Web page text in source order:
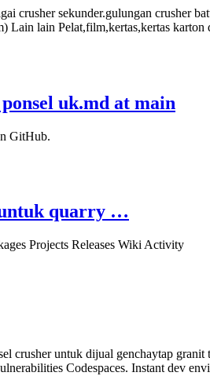
crusher sekunder.gulungan
Lain lain Pelat,film,kertas,kertas karton
uk.md at main
GitHub.
untuk quarry …
Projects Releases Wiki Activity
crusher untuk dijual genchaytap
Codespaces. Instant dev